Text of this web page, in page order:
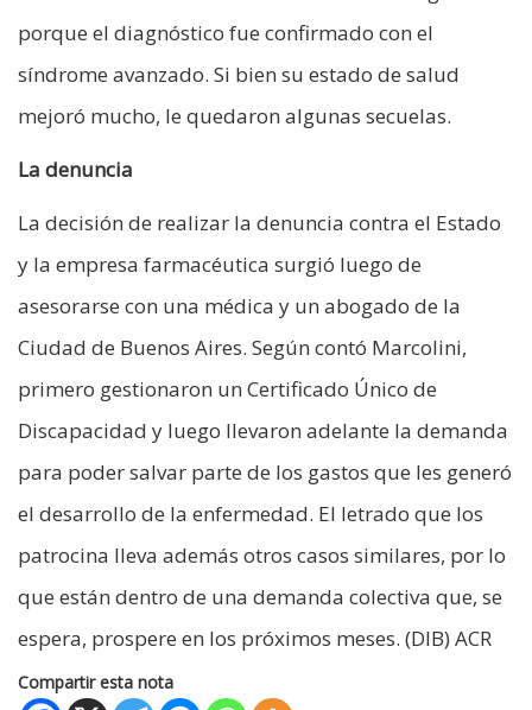
porque el diagnóstico fue confirmado con el
síndrome avanzado. Si bien su estado de salud
mejoró mucho, le quedaron algunas secuelas.
La denuncia
La decisión de realizar la denuncia contra el Estado
y la empresa farmacéutica surgió luego de
asesorarse con una médica y un abogado de la
Ciudad de Buenos Aires. Según contó Marcolini,
primero gestionaron un Certificado Único de
Discapacidad y luego llevaron adelante la demanda
para poder salvar parte de los gastos que les generó
el desarrollo de la enfermedad. El letrado que los
patrocina lleva además otros casos similares, por lo
que están dentro de una demanda colectiva que, se
espera, prospere en los próximos meses. (DIB) ACR
Compartir esta nota